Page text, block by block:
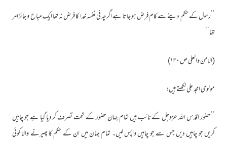
’’رسول کے حکم دینے سے کام فرض ہو جاتا ہے اگرچہ فی نفسہ خدا کا فرض نہ تھا ایک مباح و جائز امر
تھا‘‘
(الامن والعلی ص ۱۳۰)
مولوی امجد علی لکھتے ہیں؛
’’حضور اقدس اللہ عزوجل کے نائب ہیں تمام جہان حضور کے تحت تصرف کر دیا گیا ہے جو چاہیں
کریں جو چاہیں دیں جس سے جو چاہیں واپس لیں۔ تمام جہان میں ان کے حکم کا پھیرنے والا کوئی